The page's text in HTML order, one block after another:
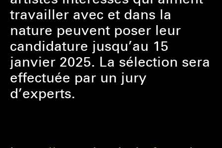
travailler avec et dans la
nature peuvent poser leur
candidature jusqu’au 15
janvier 2025. La sélection sera
effectuée par un jury
d’experts.